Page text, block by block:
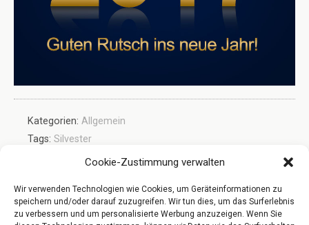
Cookie-Zustimmung verwalten
Wir verwenden Technologien wie Cookies, um Geräteinformationen zu
speichern und/oder darauf zuzugreifen. Wir tun dies, um das Surferlebnis
zu verbessern und um personalisierte Werbung anzuzeigen. Wenn Sie
Kategorien: Allgemein
Tags: Silvester
Vorheriger Beitrag
Landhausdiele XL Eiche
Nächster Beitrag
Neue Parkettböden 2017